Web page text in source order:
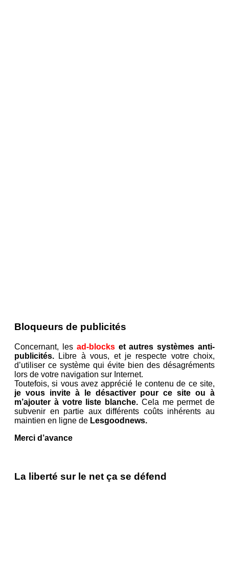
Bloqueurs de publicités
Concernant, les ad-blockset autres systèmes anti-
publicités. Libre à vous, et je respecte votre choix,
d’utiliser ce système qui évite bien des désagréments
lors de votre navigation sur Internet.
Toutefois, si vous avez apprécié le contenu de ce site,
je vous invite à le désactiver pour ce site ou à
m’ajouter à votre liste blanche. Cela me permet de
subvenir en partie aux différents coûts inhérents au
maintien en ligne de Lesgoodnews.
Merci d’avance
La liberté sur le net ça se défend